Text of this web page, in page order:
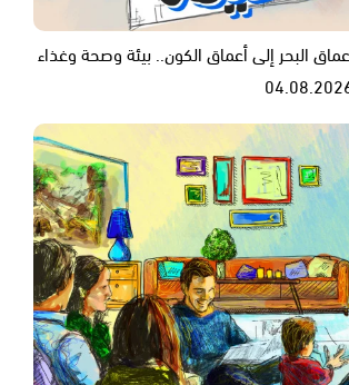
البحر إلى أعماق الكون.. بيئة وصحة وغذاء